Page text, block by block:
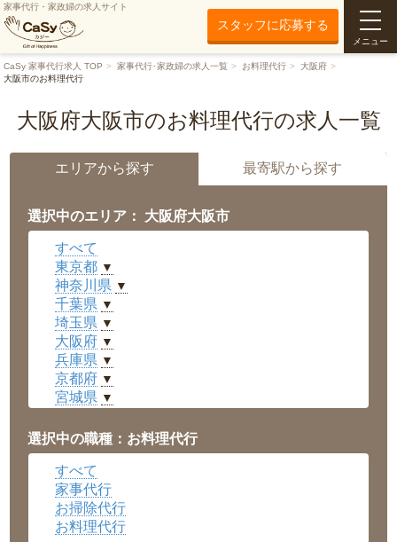
家事代行・家政婦の求人サイト
スタッフに応募する
メニュー
CaSy 家事代行求人 TOP 家事代行･家政婦の求人一覧 お料理代行
大阪府
大阪市のお料理代行
大阪府大阪市のお料理代行の求人一覧
エリアから探す 最寄駅から探す
選択中のエリア： 大阪府大阪市
すべて
東京都 ▼
神奈川県 ▼
千葉県 ▼
埼玉県 ▼
大阪府 ▼
兵庫県 ▼
京都府 ▼
宮城県 ▼
福井県 ▼
岡山県 ▼
広島県
沖縄県 ▼
選択中の職種：お料理代行
すべて
家事代行
お掃除代行
お料理代行